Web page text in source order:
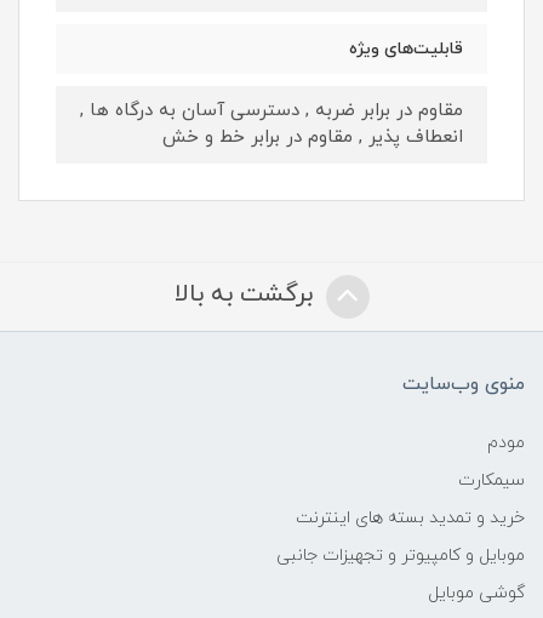
قابلیت‌های ویژه
مقاوم در برابر ضربه , دسترسی آسان به درگاه ها ,
انعطاف پذیر , مقاوم در برابر خط و خش
برگشت به بالا
منوی وب‌سایت
مودم
سیمکارت
خرید و تمدید بسته های اینترنت
موبایل و کامپیوتر و تجهیزات جانبی
گوشی موبایل